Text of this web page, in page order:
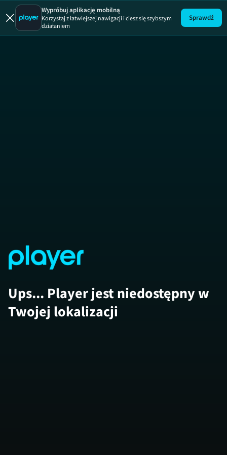
Korki.tv ODCINEK
Wypróbuj aplikację mobilną
Korzystaj z łatwiejszej nawigacji i ciesz się szybszym
działaniem
Sprawdź
Ups... Player jest niedostępny w
Twojej lokalizacji